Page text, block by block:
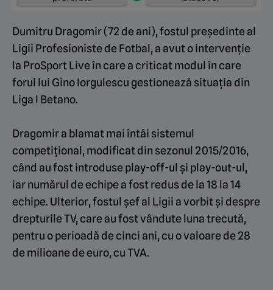
Dumitru Dragomir (72 de ani), fostul președinte al
Ligii Profesioniste de Fotbal, a avut o intervenție
la ProSport Live în care a criticat modul în care
forul lui Gino Iorgulescu gestionează situația din
Liga I Betano.
Dragomir a blamat mai întâi sistemul
competițional, modificat din sezonul 2015/2016,
când au fost introduse play-off-ul și play-out-ul,
iar numărul de echipe a fost redus de la 18 la 14
echipe. Ulterior, fostul șef al Ligii a vorbit și despre
drepturile TV, care au fost vândute luna trecută,
pentru o perioadă de cinci ani, cu o valoare de 28
de milioane de euro, cu TVA.